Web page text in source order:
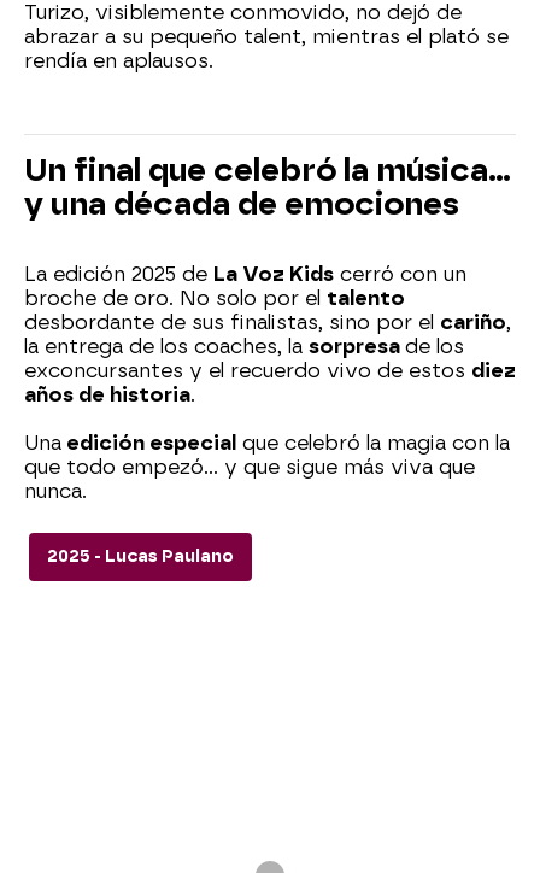
Turizo, visiblemente conmovido, no dejó de
abrazar a su pequeño talent, mientras el plató se
rendía en aplausos.
Un final que celebró la música...
y una década de emociones
La edición 2025 de La Voz Kids cerró con un
broche de oro. No solo por el talento
desbordante de sus finalistas, sino por el cariño,
la entrega de los coaches, la sorpresa de los
exconcursantes y el recuerdo vivo de estos diez
años de historia.
Una edición especial que celebró la magia con la
que todo empezó… y que sigue más viva que
nunca.
2025 - Lucas Paulano